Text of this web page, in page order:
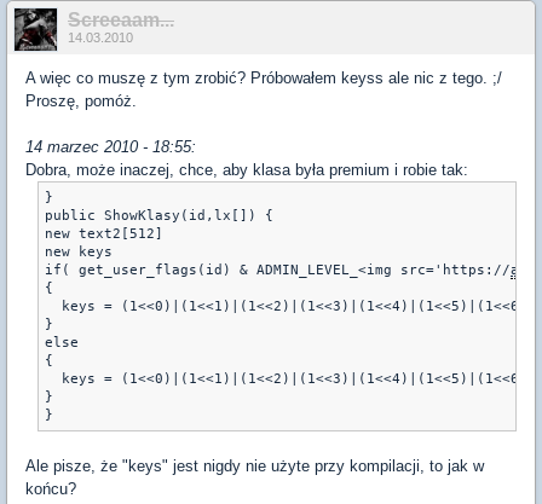
Screeaam...
14.03.2010
A więc co muszę z tym zrobić? Próbowałem keyss ale nic z tego. ;/
Proszę, pomóż.
14 marzec 2010 - 18:55:
Dobra, może inaczej, chce, aby klasa była premium i robie tak:
}
public ShowKlasy(id,lx[]) {
new text2[512]
new keys
if( get_user_flags(id) & ADMIN_LEVEL_<img src='https://
{
keys =
}
else
{
keys =
}
}
Ale pisze, że "keys" jest nigdy nie użyte przy kompilacji, to jak w
końcu?